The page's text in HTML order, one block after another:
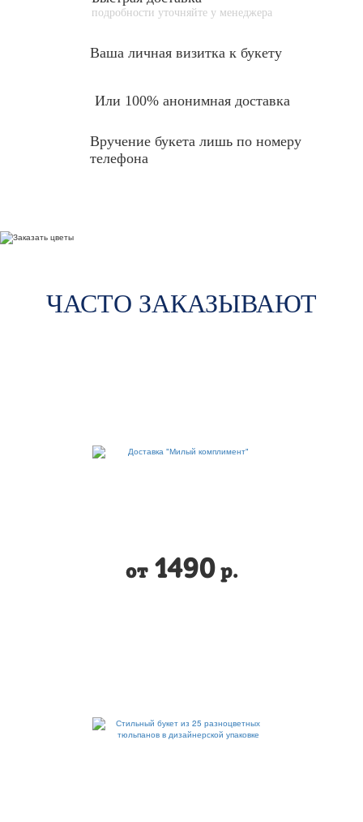
подробности уточняйте у менеджера
Ваша личная визитка к букету
Или 100% анонимная доставка
Вручение букета лишь по номеру
телефона
ЧАСТО ЗАКАЗЫВАЮТ
от 1490р.